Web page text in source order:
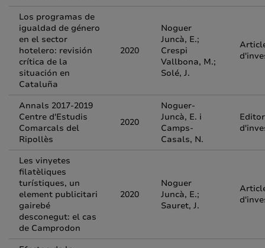
Los programas de
igualdad de género
en el sector
hotelero: revisión
crítica de la
situación en
Cataluña
2020
Noguer
Juncà, E.;
Crespi
Vallbona, M.;
Solé, J.
Annals 2017-2019
Centre d'Estudis
Comarcals del
Ripollès
2020
Noguer-
Juncà, E. i
Camps-
Casals, N.
Les vinyetes
filatèliques
turístiques, un
element publicitari
gairebé
desconegut: el cas
de Camprodon
2020
Noguer
Juncà, E.;
Sauret, J.